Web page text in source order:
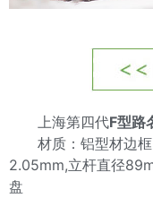
上海第四代F型路
材质：铝型材边框
2.05mm,立杆直径
盘